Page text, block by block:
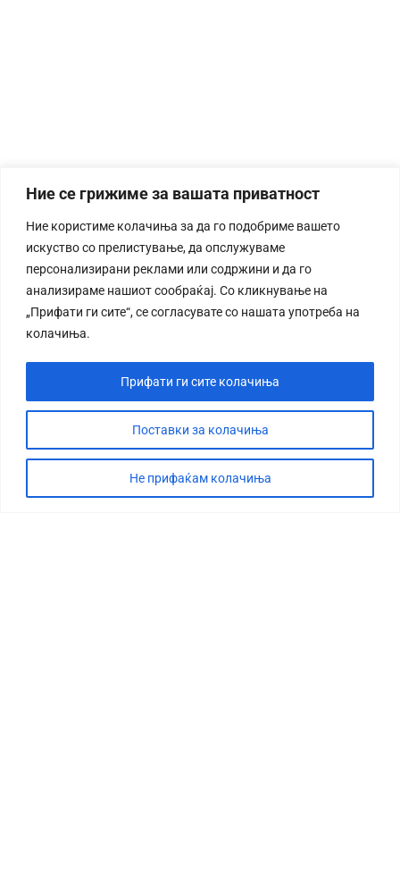
Ние се грижиме за вашата приватност
Ние користиме колачиња за да го подобриме вашето
искуство со прелистување, да опслужуваме
персонализирани реклами или содржини и да го
анализираме нашиот сообраќај. Со кликнување на
„Прифати ги сите“, се согласувате со нашата употреба на
колачиња.
Поставки за колачиња
Не прифаќам колачиња
Прифати ги сите колачиња